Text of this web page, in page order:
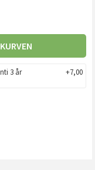
3 år +7,00